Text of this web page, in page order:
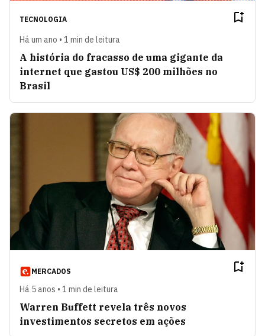
TECNOLOGIA
Há um ano • 1 min de leitura
A história do fracasso de uma gigante da
internet que gastou US$ 200 milhões no
Brasil
MERCADOS
Há 5 anos • 1 min de leitura
Warren Buffett revela três novos
investimentos secretos em ações